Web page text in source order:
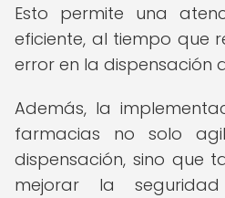
Esto permite una
eficiente, al tiempo que
error en la dispensación
Además, la
farmacias no solo
dispensación, sino que
mejorar la